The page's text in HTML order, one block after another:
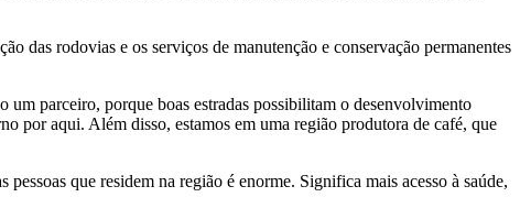
das rodovias e os serviços de manutenção e conservação permanentes
um parceiro, porque boas estradas possibilitam o desenvolvimento
por aqui. Além disso, estamos em uma região produtora de café, que
que residem na região é enorme. Significa mais acesso à saúde,